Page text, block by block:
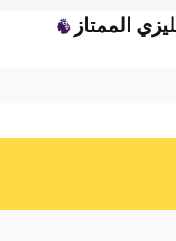
الممتاز